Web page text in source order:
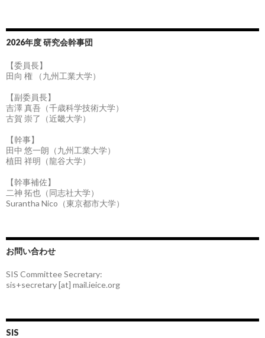
2026年度 研究会幹事団
【委員長】
田向 権 （九州工業大学）
【副委員長】
吉澤 真吾（千歳科学技術大学）
古賀 崇了（近畿大学）
【幹事】
田中 悠一朗（九州工業大学）
植田 祥明（龍谷大学）
【幹事補佐】
二神 拓也（同志社大学）
Surantha Nico（東京都市大学）
お問い合わせ
SIS Committee Secretary:
sis+secretary [at] mail.ieice.org
SIS